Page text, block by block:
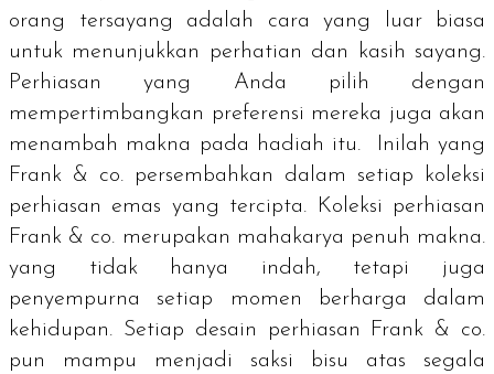
orang tersayang adalah cara yang luar biasa
untuk menunjukkan perhatian dan kasih sayang.
Perhiasan yang Anda pilih dengan
mempertimbangkan preferensi mereka juga akan
menambah makna pada hadiah itu. Inilah yang
Frank & co. persembahkan dalam setiap koleksi
perhiasan emas yang tercipta. Koleksi perhiasan
Frank & co. merupakan mahakarya penuh makna.
yang tidak hanya indah, tetapi juga
penyempurna setiap momen berharga dalam
kehidupan. Setiap desain perhiasan Frank & co.
pun mampu menjadi saksi bisu atas segala